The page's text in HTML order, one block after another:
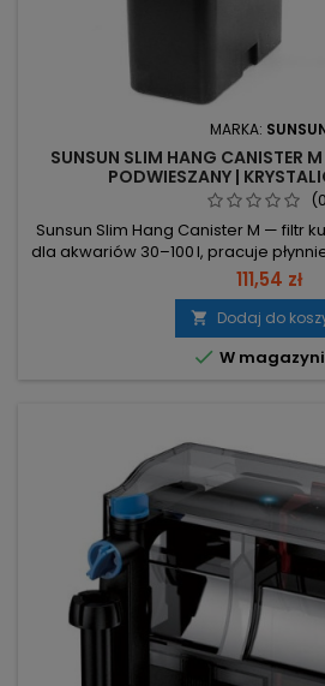
MARKA:
SUNSUN SLIM HANG CANISTER
PODWIESZANY |
Sunsun Slim Hang Canister M — filtr
dla akwariów 30–100 l, pracuje
przy poborze mocy 6W.
bezstopniowa regulacja
zbiorników 30–100 l. 6W – niskie
ze spieku metali nierdzewnych z
morską). 5 koszy
111,54 zł
 Dodaj do
 W